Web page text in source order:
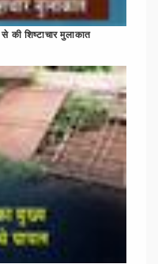
से की शिष्टाचार मुलाकात